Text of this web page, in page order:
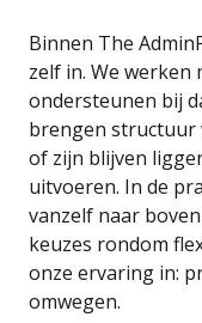
Binnen The
zelf in. We werken
ondersteunen bij
brengen structuur
of zijn blijven
uitvoeren. In de
vanzelf naar
keuzes rondom
onze ervaring in:
omwegen.